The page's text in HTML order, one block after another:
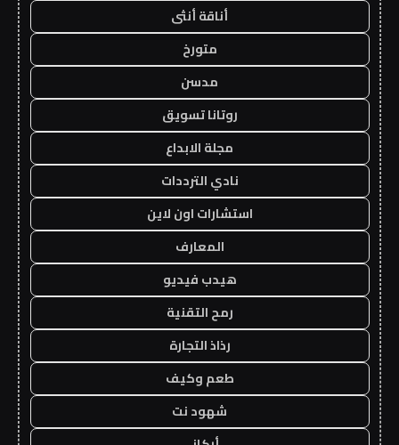
أناقة أنثى
متورخ
مدسن
روتانا تسويق
مجلة الابداع
نادي الترددات
استشارات اون لاين
المعارف
هيدب فيديو
رمح التقنية
رذاذ التجارة
طعم وكيف
شهود نت